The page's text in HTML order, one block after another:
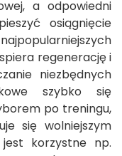
a odpowiedni
osiągnięcie
regenerację i
niezbędnych
szybko się
po treningu,
się wolniejszym
korzystne np.